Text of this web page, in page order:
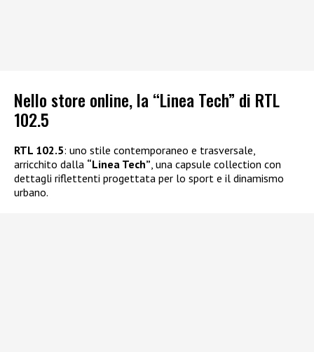
Nello store online, la “Linea Tech” di RTL
102.5
RTL 102.5: uno stile contemporaneo e trasversale,
arricchito dalla “Linea Tech” , una capsule collection con
dettagli riflettenti progettata per lo sport e il dinamismo
urbano.